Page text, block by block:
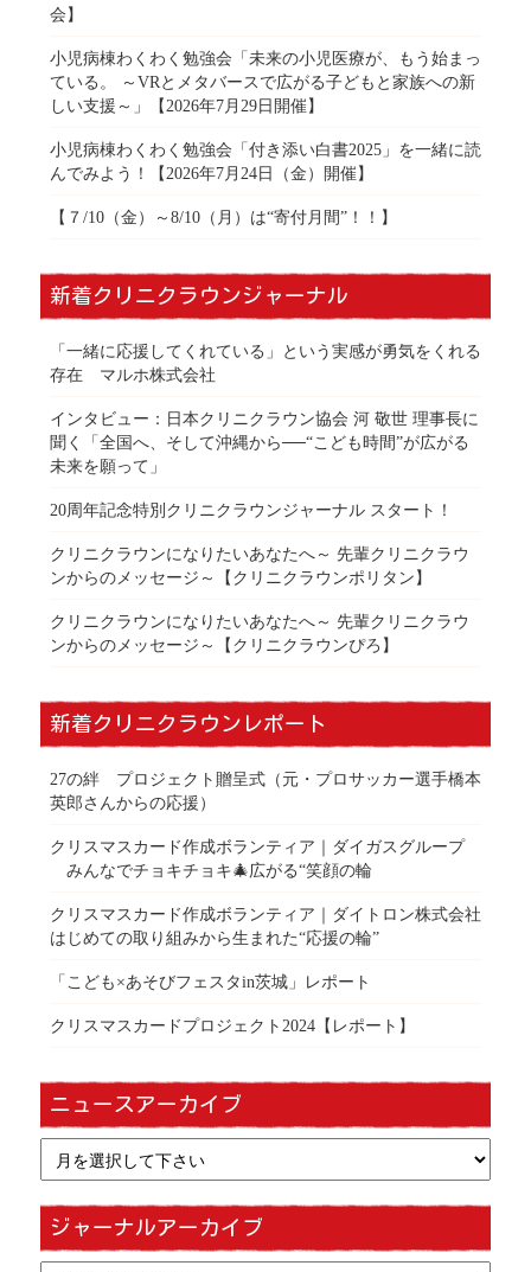
会】
小児病棟わくわく勉強会「未来の小児医療が、もう始まっ
ている。 ～VRとメタバースで広がる子どもと家族への新
しい支援～」【2026年7月29日開催】
小児病棟わくわく勉強会「付き添い白書2025」を一緒に読
んでみよう！【2026年7月24日（金）開催】
【７/10（金）～8/10（月）は“寄付月間”！！】
新着クリニクラウンジャーナル
「一緒に応援してくれている」という実感が勇気をくれる
存在 マルホ株式会社
インタビュー：日本クリニクラウン協会 河 敬世 理事長に
聞く「全国へ、そして沖縄から──“こども時間”が広がる
未来を願って」
20周年記念特別クリニクラウンジャーナル スタート！
クリニクラウンになりたいあなたへ～ 先輩クリニクラウ
ンからのメッセージ～【クリニクラウンポリタン】
クリニクラウンになりたいあなたへ～ 先輩クリニクラウ
ンからのメッセージ～【クリニクラウンぴろ】
新着クリニクラウンレポート
27の絆 プロジェクト贈呈式（元・プロサッカー選手橋本
英郎さんからの応援）
クリスマスカード作成ボランティア｜ダイガスグループ
みんなでチョキチョキ🎄広がる“笑顔の輪
クリスマスカード作成ボランティア｜ダイトロン株式会社
はじめての取り組みから生まれた“応援の輪”
「こども×あそびフェスタin茨城」レポート
クリスマスカードプロジェクト2024【レポート】
ニュースアーカイブ
ジャーナルアーカイブ